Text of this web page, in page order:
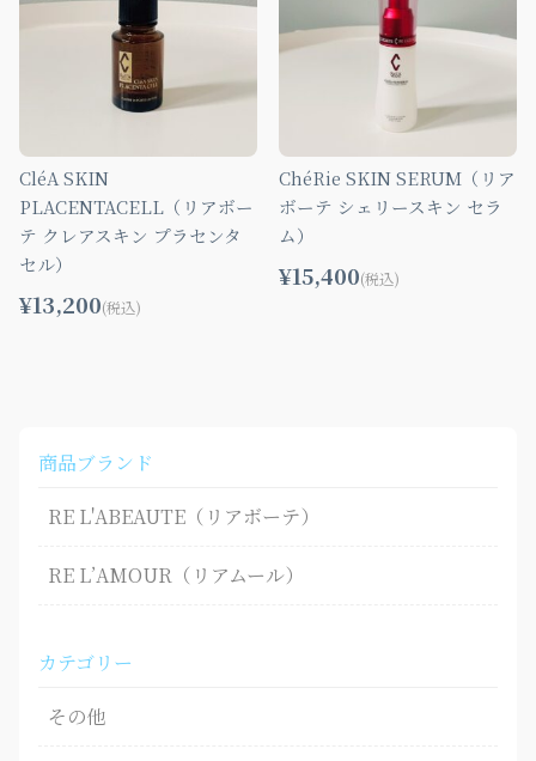
CléA SKIN
PLACENTACELL（リアボー
テ クレアスキン プラセンタ
セル）
¥13,200(税込)
ChéRie SKIN SERUM（リア
ボーテ シェリースキン セラ
ム）
¥15,400(税込)
商品ブランド
RE L'ABEAUTE（リアボーテ）
RE L’AMOUR（リアムール）
カテゴリー
その他